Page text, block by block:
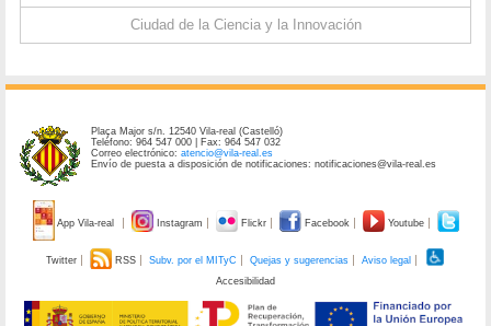
Ciudad de la Ciencia y la Innovación
Plaça Major s/n. 12540 Vila-real (Castelló)
Teléfono: 964 547 000 | Fax: 964 547 032
Correo electrónico:atencio@vila-real.es
Envío de puesta a disposición de notificaciones: notificaciones@vila-real.es
App Vila-real Instagram Flickr Facebook Youtube
Twitter RSS Subv. por el MITyC Quejas y sugerencias
Aviso legal
Accesibilidad